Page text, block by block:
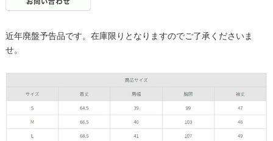
近年廃盤予告品です。在庫限りとなりますのでご了承くださいま
せ。